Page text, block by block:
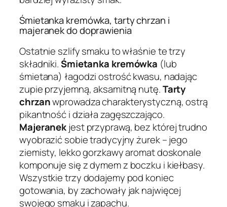
Śmietanka kremówka, tarty chrzan i
majeranek do doprawienia
Ostatnie szlify smaku to właśnie te trzy
składniki.Śmietanka kremówka (lub
śmietana) łagodzi ostrość kwasu, nadając
zupie przyjemną, aksamitną nutę.Tarty
chrzanwprowadza charakterystyczną, ostrą
pikantność i działa zagęszczająco.
Majeranekjest przyprawą, bez której trudno
wyobrazić sobie tradycyjny żurek – jego
ziemisty, lekko gorzkawy aromat doskonale
komponuje się z dymem z boczku i kiełbasy.
Wszystkie trzy dodajemy pod koniec
gotowania, by zachowały jak najwięcej
swojego smaku i zapachu.